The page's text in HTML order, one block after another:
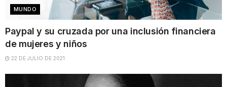
MUNDO
Paypal y su cruzada por una inclusión financiera
de mujeres y niños
22 DE JULIO DE 2021